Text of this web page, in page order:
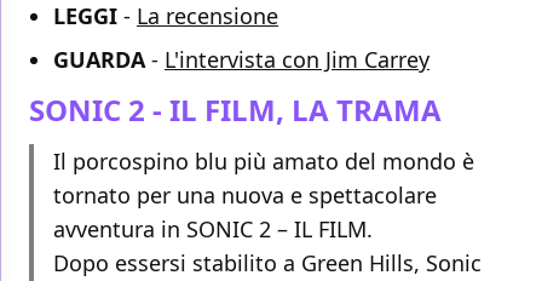
LEGGI - La recensione
GUARDA- L'intervista con Jim Carrey
SONIC 2 - IL FILM, LA TRAMA
Il porcospino blu più amato del mondo è
tornato per una nuova e spettacolare
avventura in SONIC 2 – IL FILM.
Dopo essersi stabilito a Green Hills, Sonic